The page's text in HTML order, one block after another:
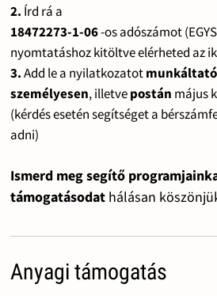
2. Írd rá a
18472273-1-06-os adószámot
nyomtatáshoz kitöltve elérheted az
3.Add le a nyilatkozatot
személyesen, illetvepostán május
(kérdés esetén segítséget a
adni)
Ismerd meg segítő
támogatásodat hálásan
Anyagi támogatás